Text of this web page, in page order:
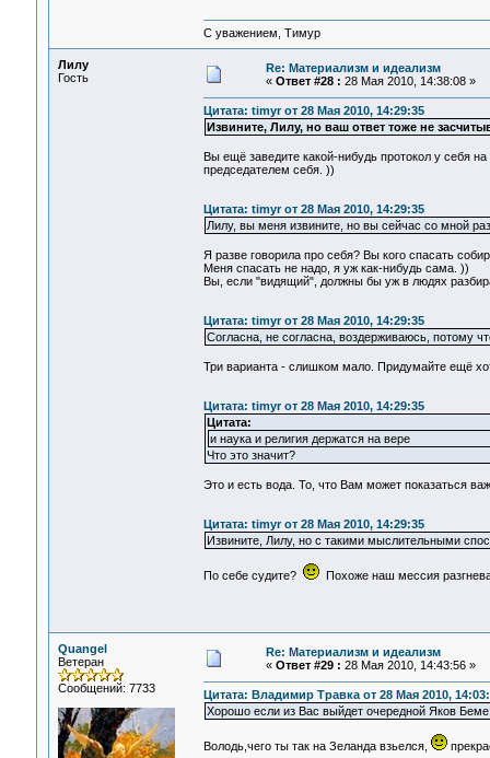
С уважением, Тимур
Лилу
Гость
Re: Материализм и идеализм
« Ответ #28 : 28 Мая 2010, 14:38:08 »
Цитата: timyr от 28 Мая 2010, 14:29:35
Извините, Лилу, но ваш ответ тоже не
Вы ещё заведите какой-нибудь протокол у себя
председателем себя. ))
Цитата: timyr от 28 Мая 2010, 14:29:35
Лилу, вы меня извините, но вы сейчас со мной
Я разве говорила про себя? Вы кого спасать
Меня спасать не надо, я уж как-нибудь сама. ))
Вы, если "видящий", должны бы уж в людях
Цитата: timyr от 28 Мая 2010, 14:29:35
Согласна, не согласна, воздерживаюсь, потому
Три варианта - слишком мало. Придумайте ещё
Цитата: timyr от 28 Мая 2010, 14:29:35
Цитата:
и наука и религия держатся на вере
Что это значит?
Это и есть вода. То, что Вам может показаться
Цитата: timyr от 28 Мая 2010, 14:29:35
Извините, Лилу, но с такими мыслительными
По себе судите? Похоже наш мессия
Quangel
Ветеран
Сообщений: 7733
Re: Материализм и идеализм
« Ответ #29 : 28 Мая 2010, 14:43:56 »
Цитата: Владимир Травка от 28 Мая 2010,
Хорошо если из Вас выйдет очередной Яков
Володь,чего ты так на Зеланда взьелся,